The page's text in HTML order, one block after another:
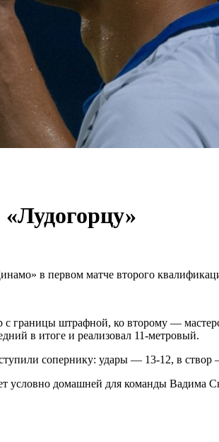
в первом матче второго
с границы штрафной, ко второму —
в итоге и реализовал 11-метровый.
сопернику: удары — 13-12, в
условно домашней для команды Вадима